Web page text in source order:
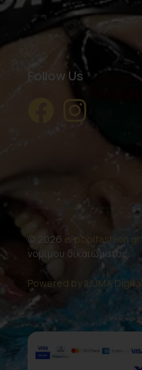
Follow Us
© 2026 e-poolfashion.gr
νομίμου δικαιώματος.
Powered by ILUMA